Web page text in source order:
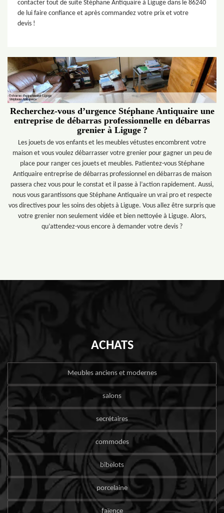
contacter tout de suite Stéphane Antiquaire à Liguge dans le 86240
de lui faire confiance et après commandez votre prix et votre
devis !
Recherchez-vous d’urgence Stéphane Antiquaire une
entreprise de débarras professionnelle en débarras
grenier à Liguge ?
Les jouets de vos enfants et les meubles vétustes encombrent votre
maison et vous voulez débarrasser votre grenier pour gagner un peu de
place pour ranger ces jouets et meubles. Patientez-vous Stéphane
Antiquaire entreprise de débarras professionnel en débarras de maison
passera chez vous pour le constat et il passe à l’action rapidement. Aussi,
nous vous garantissons que Stéphane Antiquaire un vrai pro et respecte
vos directives pour les soins des objets à Liguge. Vous allez être surpris que
votre grenier non seulement vidée et bien nettoyée à Liguge. Alors,
qu’attendez-vous encore à demander votre devis ?
ACHATS
Meubles anciens et modernes
salons
secrétaires
commodes
bibelots
porcelaine
faïence